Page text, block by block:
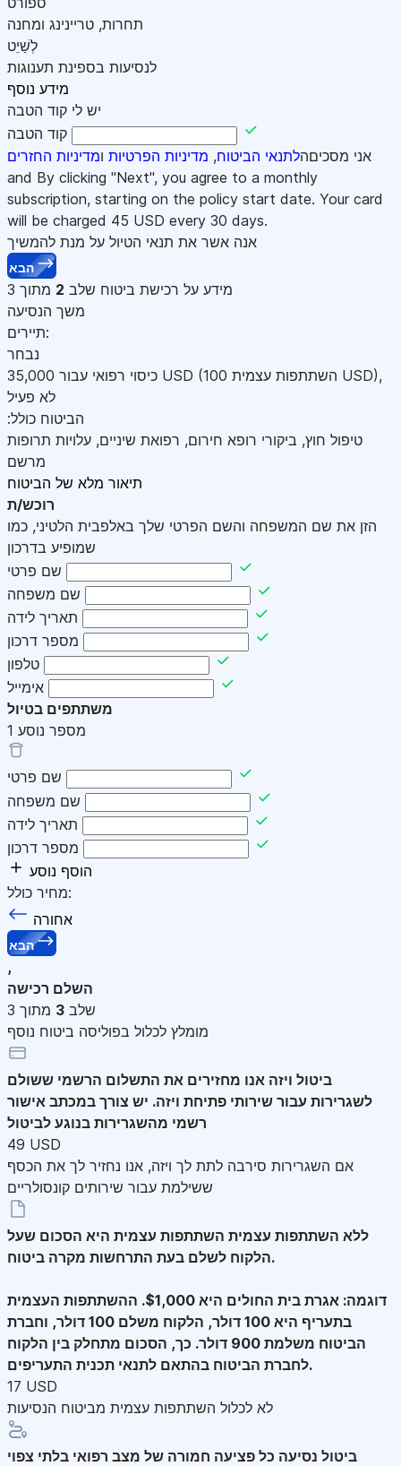
תחרות, טריינינג ומחנה
לְשַׁיֵט
לנסיעות בספינת תענוגות
מידע נוסף
יש לי קוד הטבה
קוד הטבה
אני מסכיםהלתנאי הביטוח, מדיניות הפרטיות ומדיניות החזרים
and By clicking "Next", you agree to a monthly
subscription, starting on the policy start date. Your card
will be charged 45 USD every 30 days.
אנה אשר את תנאי הטיול על מנת להמשיך
הבא
מידע על רכישת ביטוח שלב 2 מתוך 3
משך הנסיעה
תיירים:
נבחר
כיסוי רפואי עבור 35,000 USD USD),
לא פעיל
:הביטוח כולל
טיפול חוץ, ביקורי רופא חירום, רפואת שיניים, עלויות תרופות
מרשם
תיאור מלא של הביטוח
רוכש/ת
הזן את שם המשפחה והשם הפרטי שלך באלפבית הלטיני, כמו
שמופיע בדרכון
שם פרטי
שם משפחה
תאריך לידה
מספר דרכון
טלפון
אימייל
משתתפים בטיול
מספר נוסע 1
שם פרטי
שם משפחה
תאריך לידה
מספר דרכון
הוסף נוסע
מחיר כולל:
אחורה
הבא
,
השלם רכישה
שלב 3 מתוך 3
מומלץ לכלול בפוליסה ביטוח נוסף
ביטול ויזה אנו מחזירים את התשלום הרשמי ששולם
לשגרירות עבור שירותי פתיחת ויזה. יש צורך במכתב אישור
רשמי מהשגרירות בנוגע לביטול
49 USD
אם השגרירות סירבה לתת לך ויזה, אנו נחזיר לך את הכסף
ששילמת עבור שירותים קונסולריים
ללא השתתפות עצמית השתתפות עצמית היא הסכום שעל
הלקוח לשלם בעת התרחשות מקרה ביטוח.
דוגמה: אגרת בית החולים היא $1,000. ההשתתפות העצמית
בתעריף היא 100 דולר, הלקוח משלם 100 דולר, וחברת
הביטוח משלמת 900 דולר. כך, הסכום מתחלק בין הלקוח
לחברת הביטוח בהתאם לתנאי תכנית התעריפים.
17 USD
לא לכלול השתתפות עצמית מביטוח הנסיעות
ביטול נסיעה כל פציעה חמורה של מצב רפואי בלתי צפוי